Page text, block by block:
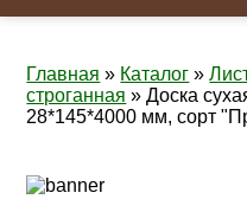
Главная » Каталог »
строганная »Доска
28*145*4000 мм, сорт